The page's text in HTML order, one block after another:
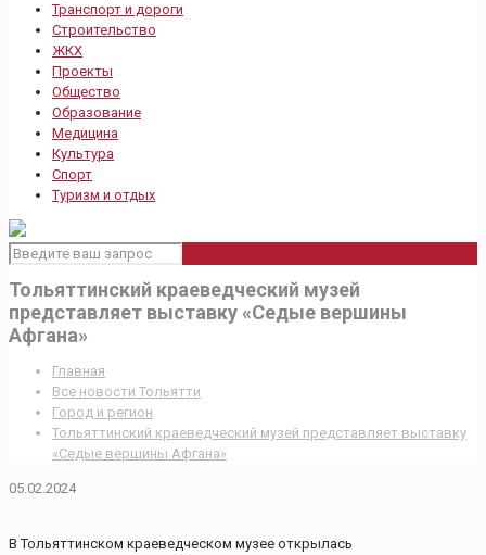
Транспорт и дороги
Строительство
ЖКХ
Проекты
Общество
Образование
Медицина
Культура
Спорт
Туризм и отдых
Тольяттинский краеведческий музей
представляет выставку «Седые вершины
Афгана»
Главная
Все новости Тольятти
Город и регион
Тольяттинский краеведческий музей представляет выставку
«Седые вершины Афгана»
05.02.2024
В Тольяттинском краеведческом музее открылась